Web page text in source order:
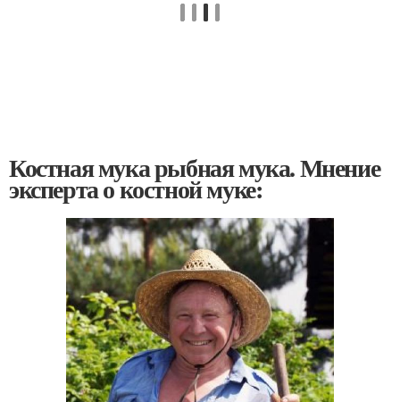
Костная мука рыбная мука. Мнение
эксперта о костной муке: